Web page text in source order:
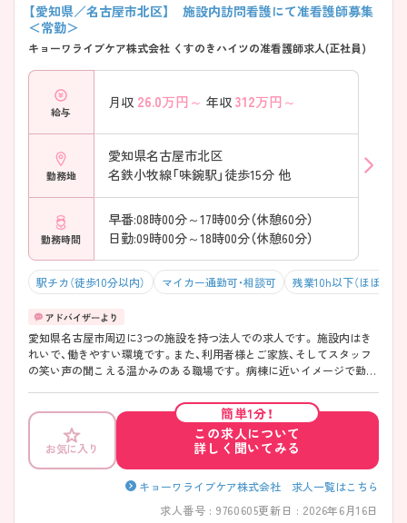
【愛知県／名古屋市北区】 施設内訪問看護にて准看護師募集
＜常勤＞
キョーワライブケア株式会社 くすのきハイツの准看護師求人(正社員)
給与
月収 26.0万円～ 年収 312万円～
勤務地
愛知県名古屋市北区
名鉄小牧線「味鋺駅」徒歩15分 他
勤務時間
早番:08時00分～17時00分（休憩60分）
日勤:09時00分～18時00分（休憩60分）
駅チカ（徒歩10分以内） マイカー通勤可・相談可 残業10h以下（ほぼなし）
愛知県名古屋市周辺に3つの施設を持つ法人での求人です。 施設内はき
れいで、働きやすい環境です。また、利用者様とご家族、そしてスタッフ
の笑い声の聞こえる温かみのある職場です。 病棟に近いイメージで勤務
きるため将来、訪問看護での勤務を考えていらっしゃる方には、ワンステ
ップとしておすすめです。 ご興味をお持ちの方は、お気軽にご相談くだ
お気に入り
簡単1分！
この求人について
詳しく聞いてみる
キョーワライブケア株式会社 求人一覧はこちら
求人番号 : 9760605更新日 : 2026年6月16日